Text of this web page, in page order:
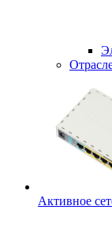
Активное